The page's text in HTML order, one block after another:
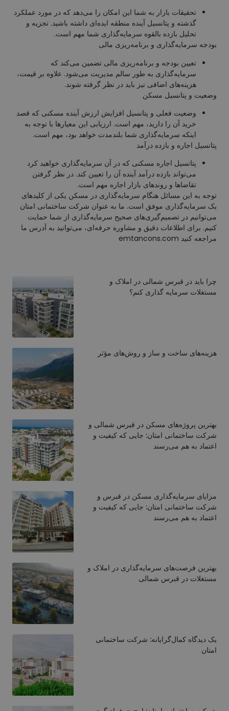
تحقیقات بازار به شما این امکان را می‌دهد که در مورد عملکرد
گذشته و پتانسیل آینده منطقه ایده‌ای داشته باشید. تجزیه و
تحلیل بازده بالقوه سرمایه‌گذاری شما مهم است.
بودجه سرمایه‌گذاری و برنامه‌ریزی مالی
تعیین بودجه و برنامه‌ریزی مالی تضمین می‌کند که
سرمایه‌گذاری به طور سالم مدیریت می‌شود. علاوه بر قیمت،
هزینه‌های اضافی نیز باید در نظر گرفته شوند.
وضعیت و پتانسیل مسکن
وضعیت فعلی و پتانسیل افزایش ارزش آینده مسکنی که قصد
خرید آن را دارید، مهم است. ارزیابی این معیارها با توجه به
اینکه سرمایه‌گذاری شما بلندمدت خواهد بود، مهم است.
پتانسیل اجاره و بازده درآمد
پتانسیل اجاره مسکنی که در آن سرمایه‌گذاری خواهید کرد
می‌تواند بازده درآمد آینده آن را تعیین کند. در نظر گرفتن
تقاضاها و روندهای بازار اجاره مهم است.
توجه به این مسائل هنگام سرمایه‌گذاری در مسکن یکی از کلیدهای
یک سرمایه‌گذاری موفق است. ما به عنوان شرکت ساختمانی امتان
می‌توانیم در تصمیم‌گیری‌های صحیح سرمایه‌گذاری از شما حمایت
کنیم. برای اطلاعات دقیق و مشاوره حرفه‌ای، می‌توانید به آدرس ما
مراجعه کنید emtancons.com
چرا باید در قبرس شمالی در املاک و
مستغلات سرمایه گذاری کنم؟
هزینه‌های ساخت و ساز و روش‌های مؤثر
بهترین پروژه‌های مسکن در قبرس شمالی و
شرکت ساختمانی امتان: جایی که کیفیت و
اعتماد به هم می‌رسند
مزایای سرمایه‌گذاری مسکن در قبرس و
شرکت ساختمانی امتان: جایی که کیفیت و
اعتماد به هم می‌رسند
بهترین فرصت‌های سرمایه‌گذاری در املاک و
مستغلات در قبرس شمالی
یک دیدگاه کمال‌گرایانه: شرکت ساختمانی
امتان